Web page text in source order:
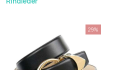
29%